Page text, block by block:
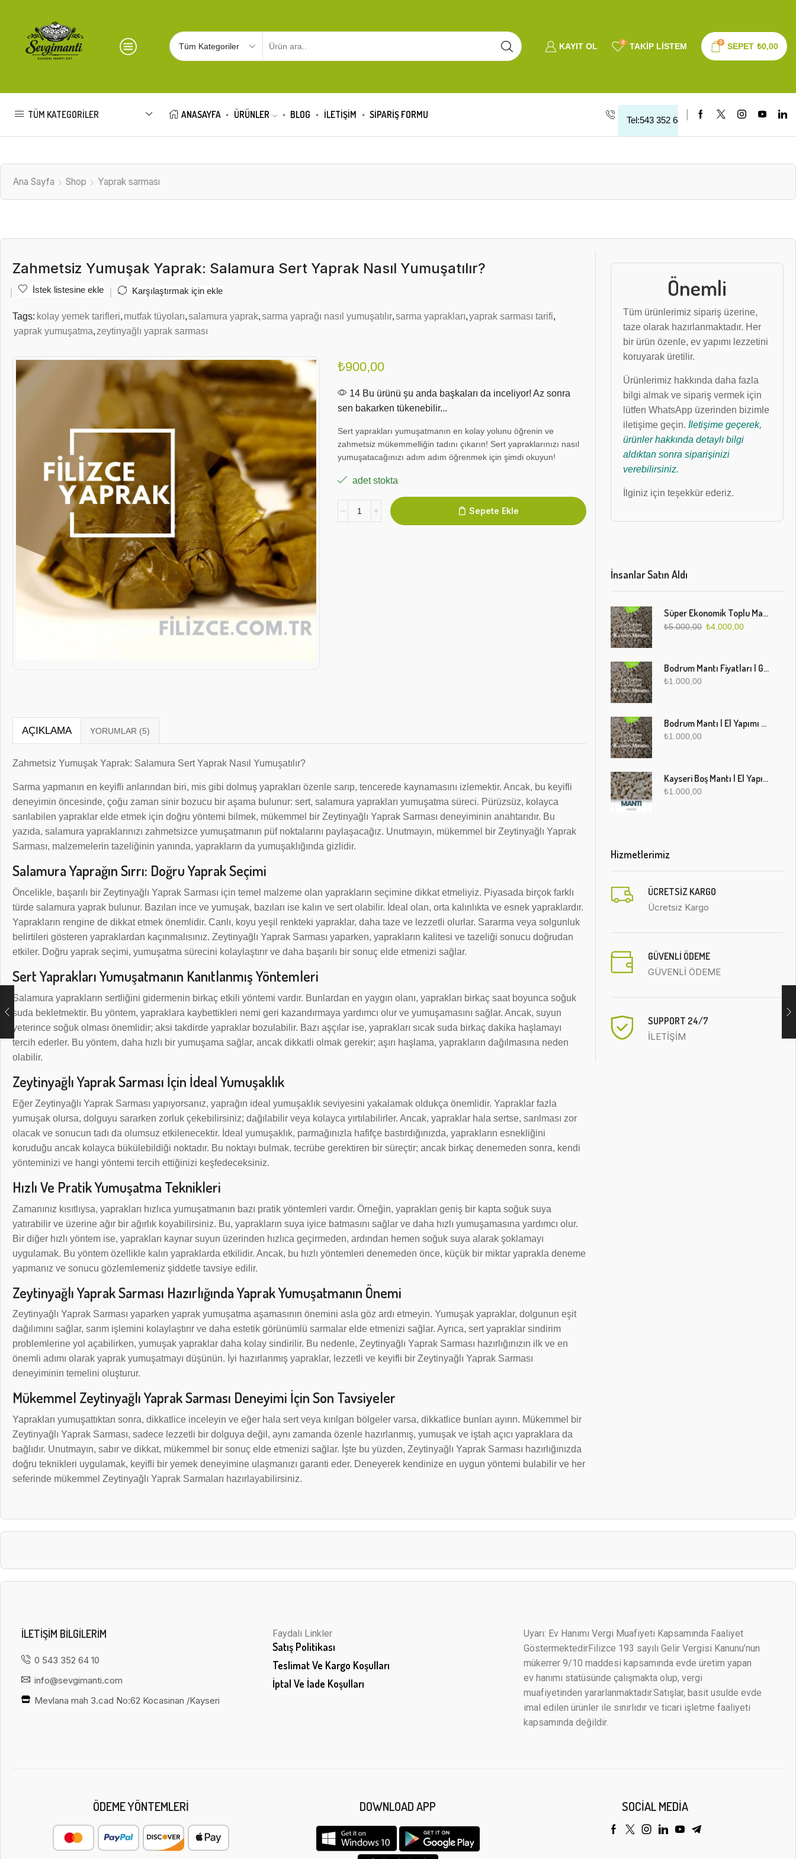
KAYIT OL 0 TAKIP LISTEM 0 SEPET ₺0,00
TÜM KATEGORILER ANASAYFA ÜRÜNLER BLOG İLETİŞİM SIPARIŞ FORMU Tel:543 352 64 10
Ana Sayfa Shop Yaprak sarması
Zahmetsiz Yumuşak Yaprak: Salamura Sert Yaprak Nasıl Yumuşatılır?
İstek listesine ekle Karşılaştırmak için ekle
Tags: kolay yemek tarifleri, mutfak tüyoları,salamura yaprak,sarma yaprağı nasıl yumuşatılır,sarma yaprakları,yaprak sarması tarifi,
yaprak yumuşatma, zeytinyağlı yaprak sarması
₺900,00
14 Bu ürünü şu anda başkaları da inceliyor! Az sonra
sen bakarken tükenebilir...
Sert yaprakları yumuşatmanın en kolay yolunu öğrenin ve
zahmetsiz mükemmelliğin tadını çıkarın! Sert yapraklarınızı nasıl
yumuşatacağınızı adım adım öğrenmek için şimdi okuyun!
adet stokta
Sepete Ekle
AÇIKLAMA
Zahmetsiz Yumuşak Yaprak: Salamura Sert Yaprak Nasıl Yumuşatılır?
Sarma yapmanın en keyifli anlarından biri, mis gibi dolmuş yaprakları özenle sarıp, tencerede kaynamasını izlemektir. Ancak, bu keyifli
deneyimin öncesinde, çoğu zaman sinir bozucu bir aşama bulunur: sert, salamura yaprakları yumuşatma süreci. Pürüzsüz, kolayca
sarılabilen yapraklar elde etmek için doğru yöntemi bilmek, mükemmel bir Zeytinyağlı Yaprak Sarması deneyiminin anahtarıdır. Bu
yazıda, salamura yapraklarınızı zahmetsizce yumuşatmanın püf noktalarını paylaşacağız. Unutmayın, mükemmel bir Zeytinyağlı Yaprak
Sarması, malzemelerin tazeliğinin yanında, yaprakların da yumuşaklığında gizlidir.
Salamura Yaprağın Sırrı: Doğru Yaprak Seçimi
Öncelikle, başarılı bir Zeytinyağlı Yaprak Sarması için temel malzeme olan yaprakların seçimine dikkat etmeliyiz. Piyasada birçok farklı
türde salamura yaprak bulunur. Bazıları ince ve yumuşak, bazıları ise kalın ve sert olabilir. İdeal olan, orta kalınlıkta ve esnek yapraklardır.
Yaprakların rengine de dikkat etmek önemlidir. Canlı, koyu yeşil renkteki yapraklar, daha taze ve lezzetli olurlar. Sararma veya solgunluk
belirtileri gösteren yapraklardan kaçınmalısınız. Zeytinyağlı Yaprak Sarması yaparken, yaprakların kalitesi ve tazeliği sonucu doğrudan
etkiler. Doğru yaprak seçimi, yumuşatma sürecini kolaylaştırır ve daha başarılı bir sonuç elde etmenizi sağlar.
Sert Yaprakları Yumuşatmanın Kanıtlanmış Yöntemleri
Salamura yaprakların sertliğini gidermenin birkaç etkili yöntemi vardır. Bunlardan en yaygın olanı, yaprakları birkaç saat boyunca soğuk
suda bekletmektir. Bu yöntem, yapraklara kaybettikleri nemi geri kazandırmaya yardımcı olur ve yumuşamasını sağlar. Ancak, suyun
yeterince soğuk olması önemlidir; aksi takdirde yapraklar bozulabilir. Bazı aşçılar ise, yaprakları sıcak suda birkaç dakika haşlamayı
tercih ederler. Bu yöntem, daha hızlı bir yumuşama sağlar, ancak dikkatli olmak gerekir; aşırı haşlama, yaprakların dağılmasına neden
olabilir.
Zeytinyağlı Yaprak Sarması İçin İdeal Yumuşaklık
Eğer Zeytinyağlı Yaprak Sarması yapıyorsanız, yaprağın ideal yumuşaklık seviyesini yakalamak oldukça önemlidir. Yapraklar fazla
yumuşak olursa, dolguyu sararken zorluk çekebilirsiniz; dağılabilir veya kolayca yırtılabilirler. Ancak, yapraklar hala sertse, sarılması zor
olacak ve sonucun tadı da olumsuz etkilenecektir. İdeal yumuşaklık, parmağınızla hafifçe bastırdığınızda, yaprakların esnekliğini
koruduğu ancak kolayca bükülebildiği noktadır. Bu noktayı bulmak, tecrübe gerektiren bir süreçtir; ancak birkaç denemeden sonra, kendi
yönteminizi ve hangi yöntemi tercih ettiğinizi keşfedeceksiniz.
Hızlı Ve Pratik Yumuşatma Teknikleri
Zamanınız kısıtlıysa, yaprakları hızlıca yumuşatmanın bazı pratik yöntemleri vardır. Örneğin, yaprakları geniş bir kapta soğuk suya
yatırabilir ve üzerine ağır bir ağırlık koyabilirsiniz. Bu, yaprakların suya iyice batmasını sağlar ve daha hızlı yumuşamasına yardımcı olur.
Bir diğer hızlı yöntem ise, yaprakları kaynar suyun üzerinden hızlıca geçirmeden, ardından hemen soğuk suya alarak şoklamayı
uygulamak. Bu yöntem özellikle kalın yapraklarda etkilidir. Ancak, bu hızlı yöntemleri denemeden önce, küçük bir miktar yaprakla deneme
yapmanız ve sonucu gözlemlemeniz şiddetle tavsiye edilir.
Zeytinyağlı Yaprak Sarması Hazırlığında Yaprak Yumuşatmanın Önemi
Zeytinyağlı Yaprak Sarması yaparken yaprak yumuşatma aşamasının önemini asla göz ardı etmeyin. Yumuşak yapraklar, dolgunun eşit
dağılımını sağlar, sarım işlemini kolaylaştırır ve daha estetik görünümlü sarmalar elde etmenizi sağlar. Ayrıca, sert yapraklar sindirim
problemlerine yol açabilirken, yumuşak yapraklar daha kolay sindirilir. Bu nedenle, Zeytinyağlı Yaprak Sarması hazırlığınızın ilk ve en
önemli adımı olarak yaprak yumuşatmayı düşünün. İyi hazırlanmış yapraklar, lezzetli ve keyifli bir Zeytinyağlı Yaprak Sarması
deneyiminin temelini oluşturur.
Mükemmel Zeytinyağlı Yaprak Sarması Deneyimi İçin Son Tavsiyeler
Yaprakları yumuşattıktan sonra, dikkatlice inceleyin ve eğer hala sert veya kırılgan bölgeler varsa, dikkatlice bunları ayırın. Mükemmel bir
Zeytinyağlı Yaprak Sarması, sadece lezzetli bir dolguya değil, aynı zamanda özenle hazırlanmış, yumuşak ve iştah açıcı yapraklara da
bağlıdır. Unutmayın, sabır ve dikkat, mükemmel bir sonuç elde etmenizi sağlar. İşte bu yüzden, Zeytinyağlı Yaprak Sarması hazırlığınızda
doğru teknikleri uygulamak, keyifli bir yemek deneyimine ulaşmanızı garanti eder. Deneyerek kendinize en uygun yöntemi bulabilir ve her
seferinde mükemmel Zeytinyağlı Yaprak Sarmaları hazırlayabilirsiniz.
Önemli
Tüm ürünlerimiz sipariş üzerine,
taze olarak hazırlanmaktadır. Her
bir ürün özenle, ev yapımı lezzetini
koruyarak üretilir.
Ürünlerimiz hakkında daha fazla
bilgi almak ve sipariş vermek için
lütfen WhatsApp üzerinden bizimle
iletişime geçin. İletişime geçerek,
ürünler hakkında detaylı bilgi
aldıktan sonra siparişinizi
verebilirsiniz.
İlginiz için teşekkür ederiz.
İnsanlar Satın Aldı
Süper Ekonomik Toplu Mantı Paketi (5 Kg)
₺5.000,00 ₺4.000,00
Bodrum Mantı Fiyatları | Geleneksel Türk Mantısı Online Sipariş
₺1.000,00
Bodrum Mantı | El Yapımı Geleneksel Mantı Lezzeti
₺1.000,00
Kayseri Boş Mantı | El Yapımı Geleneksel Fırınlanmış Mantı
₺1.000,00
Hizmetlerimiz
ÜCRETSIZ KARGO
Ücretsiz Kargo
GÜVENLİ ÖDEME
GÜVENLİ ÖDEME
SUPPORT 24/7
İLETİŞİM
ILETIŞIM BILGILERIM
0 543 352 64 10
info@sevgimanti.com
Mevlana mah 3.cad No:62 Kocasinan /Kayseri
Faydalı Linkler
Satış Politikası
Teslimat Ve Kargo Koşulları
İptal Ve İade Koşulları
Uyarı: Ev Hanımı Vergi Muafiyeti Kapsamında Faaliyet
GöstermektedirFilizce 193 sayılı Gelir Vergisi Kanunu’nun
mükerrer 9/10 maddesi kapsamında evde üretim yapan
ev hanımı statüsünde çalışmakta olup, vergi
muafiyetinden yararlanmaktadır.Satışlar, basit usulde evde
imal edilen ürünler ile sınırlıdır ve ticari işletme faaliyeti
kapsamında değildir.
ÖDEME YÖNTEMLERI DOWNLOAD APP SOCIAL MEDIA